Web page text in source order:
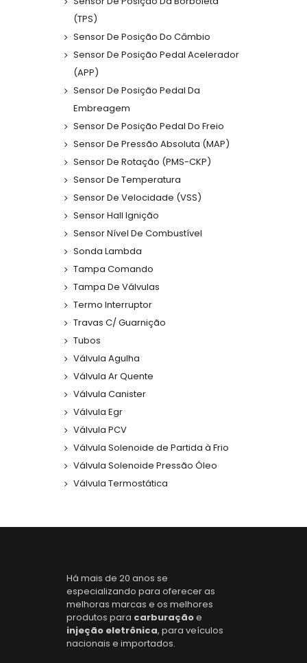
(TPS)
Sensor De Posição Do Câmbio
Sensor De Posição Pedal Acelerador
(APP)
Sensor De Posição Pedal Da
Embreagem
Sensor De Posição Pedal Do Freio
Sensor De Pressão Absoluta (MAP)
Sensor De Rotação (PMS-CKP)
Sensor De Temperatura
Sensor De Velocidade (VSS)
Sensor Hall Ignição
Sensor Nível De Combustível
Sonda Lambda
Tampa Comando
Tampa De Válvulas
Termo Interruptor
Travas C/ Guarnição
Tubos
Válvula Agulha
Válvula Ar Quente
Válvula Canister
Válvula Egr
Válvula PCV
Válvula Solenoide de Partida à Frio
Válvula Solenoide Pressão Óleo
Válvula Termostática
Há mais de 20 anos se
especializando para oferecer as
melhoras marcas e os melhores
produtos para carburaçãoe
injeção eletrônica, para veículos
nacionais e importados.